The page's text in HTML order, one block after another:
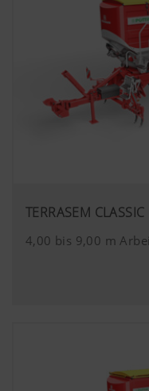
TERRASEM
4,00 bis 9,00 m